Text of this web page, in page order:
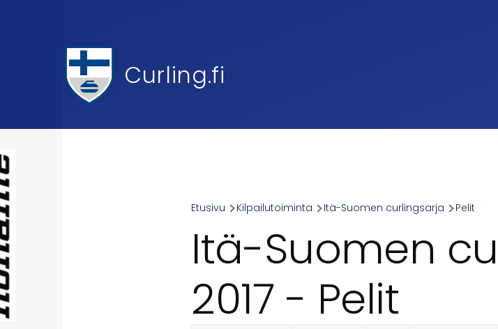
Curling.fi
Breadcrumb
Etusivu Kilpailutoiminta Itä-Suomen curlingsarja Pelit
Itä-Suomen
2017 - Pelit